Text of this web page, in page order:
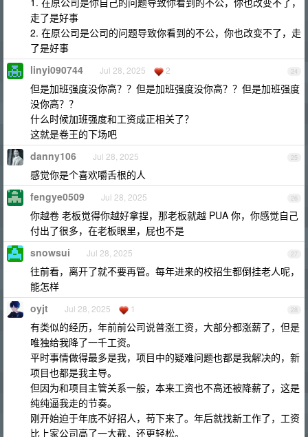
走了是好事
2. 在原公司是公司的问题导致你看到的不公，你也改变不了，走
了是好事
24
linyi090744 Jul 28, 2025 2
但是加班强度没你高？？但是加班强度没你高？？但是加班强度
没你高？？
什么时候加班强度和工资成正相关了？
这就是卷王的下场吧
25
danny106 Jul 28, 2025
感觉你是个喜欢嚼舌根的人
26
fengye0509 Jul 28, 2025
你越卷 老板觉得你越好拿捏，那老板就越 PUA 你，你感觉自己
付出了很多，在老板眼里，屁也不是
27
snowsui Jul 28, 2025
往前看，离开了就不要再管。每年进来的校招生都倒挂老人呢，
能怎样
28
oyjt Jul 28, 2025 1
有类似的经历，年前前公司说普涨工资，大部分都涨薪了，但是
唯独给我降了一千工资。
平时事情做得最多是我，项目中的疑难问题也都是我解决的，新
项目也都是我主导。
但因为和项目主管关系一般，本来工资也不高还被降薪了，这是
纯纯逼我走的节奏。
刚开始迫于年底不好招人，苟下来了。年后就找新工作了，工资
比上家公司高了一大截，还更轻松。